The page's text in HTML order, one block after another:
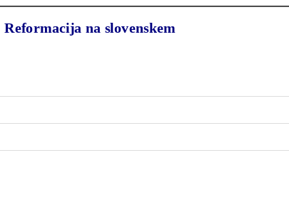
Reformacija na slovenskem
na posamezne pokrajine – Koroška, Štajerska, Kranjska – pokrajinska
– zavest o slovenski skupnosti se ni mogla razviti
1572/73)
protestantske ideje (vsi sloji – različna pričakovanja):
-fevdalci: razdelitev cerkvenih posesti